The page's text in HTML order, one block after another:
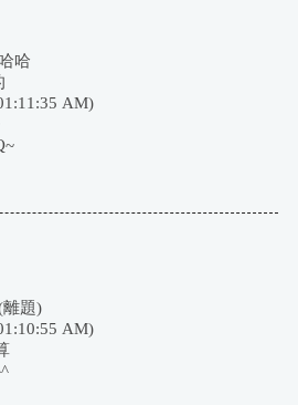
哈
AM)
離題)
AM)